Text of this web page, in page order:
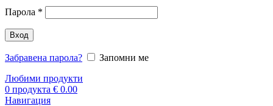
Парола *
Вход
Забравена парола?
Запомни ме
Любими продукти
0 продукта € 0.00
Навигация